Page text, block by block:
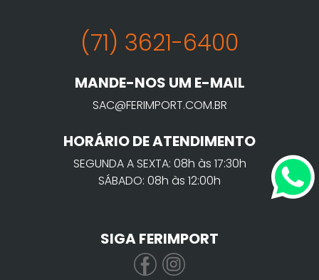
(71) 3621-6400
MANDE-NOS UM E-MAIL
SAC@FERIMPORT.COM.BR
HORÁRIO DE ATENDIMENTO
SEGUNDA A SEXTA: 08h às 17:30h
SÁBADO: 08h às 12:00h
SIGA FERIMPORT